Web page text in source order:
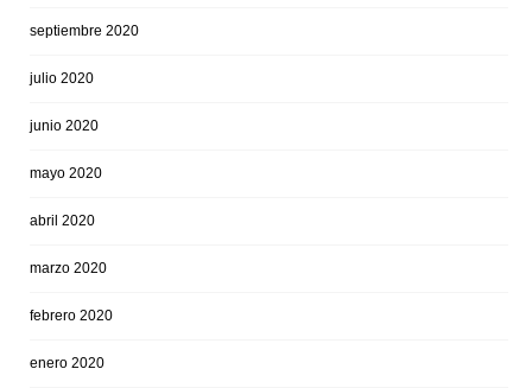
septiembre 2020
julio 2020
junio 2020
mayo 2020
abril 2020
marzo 2020
febrero 2020
enero 2020